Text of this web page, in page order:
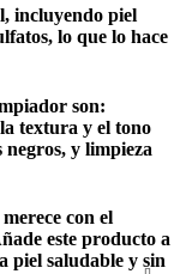
incluyendo piel
lo que lo hace
son:
textura y el tono
y limpieza
con el
este producto a
piel saludable y sin